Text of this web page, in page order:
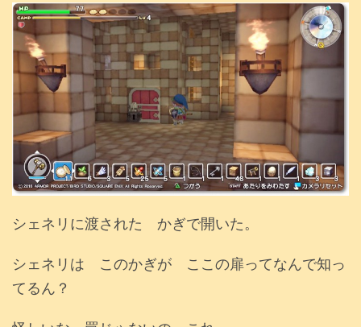
シェネリに渡された かぎで開いた。
シェネリは このかぎが ここの扉ってなんで知っ
てるん？